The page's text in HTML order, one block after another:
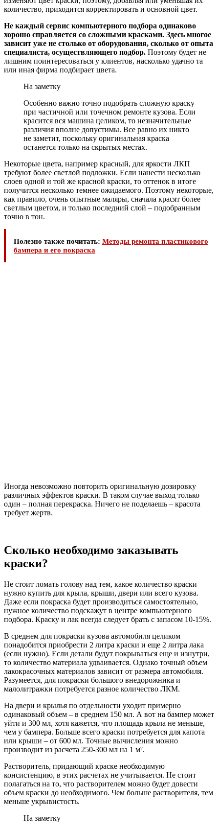
количество, приходится корректировать и основной цвет.
Не каждый сервис компьютерного подбора одинаково
хорошо справляется со сложными красками. Здесь многое
зависит уже не столько от оборудования, сколько от опыта
специалиста, осуществляющего подбор. Поэтому будет не
лишним поинтересоваться у клиентов, насколько удачно та
или иная фирма подбирает цвета.
На заметку
Особенно важно точно подобрать сложную краску
при частичной или точечном ремонте кузова. Если
красится вся машина целиком, то незначительные
различия вполне допустимы. Все равно их никто
не заметит, поскольку оригинальная краска
останется только на скрытых местах.
Некоторые цвета, например красный, для яркости ЛКП
требуют более светлой подложки. Если нанести несколько
слоев одной и той же красной краски, то оттенок в итоге
получится несколько темнее ожидаемого. Поэтому некоторые,
как правило, очень опытные маляры, сначала красят более
светлым цветом, и только последний слой – подобранным
точно в тон.
Полезно также почитать: Методы ремонта пластикового
бампера и его покраска
Иногда невозможно повторить оригинальную дозировку
различных эффектов краски. В таком случае выход только
один – полная перекраска. Ничего не поделаешь – красота
требует жертв.
Сколько необходимо заказывать
краски?
Не стоит ломать голову над тем, какое количество краски
нужно купить для крыла, крыши, двери или всего кузова.
Даже если покраска будет производиться самостоятельно,
нужное количество подскажут в центре компьютерного
подбора. Краску и лак всегда следует брать с запасом 10-15%.
В среднем для покраски кузова автомобиля целиком
понадобится приобрести 2 литра краски и еще 2 литра лака
(если нужно). Если детали будут покрываться еще и изнутри,
то количество материала удваивается. Однако точный объем
лакокрасочных материалов зависит от размера автомобиля.
Разумеется, для покраски большого внедорожника и
малолитражки потребуется разное количество ЛКМ.
На двери и крылья по отдельности уходит примерно
одинаковый объем – в среднем 150 мл. А вот на бампер может
уйти и 300 мл, хотя кажется, что площадь крыла не меньше,
чем у бампера. Больше всего краски потребуется для капота
или крыши – от 600 мл. Точные вычисления можно
производит из расчета 250-300 мл на 1 м².
Растворитель, придающий краске необходимую
консистенцию, в этих расчетах не учитывается. Не стоит
полагаться на то, что растворителем можно будет довести
объем краски до необходимого. Чем больше растворителя, тем
меньше укрывистость.
На заметку